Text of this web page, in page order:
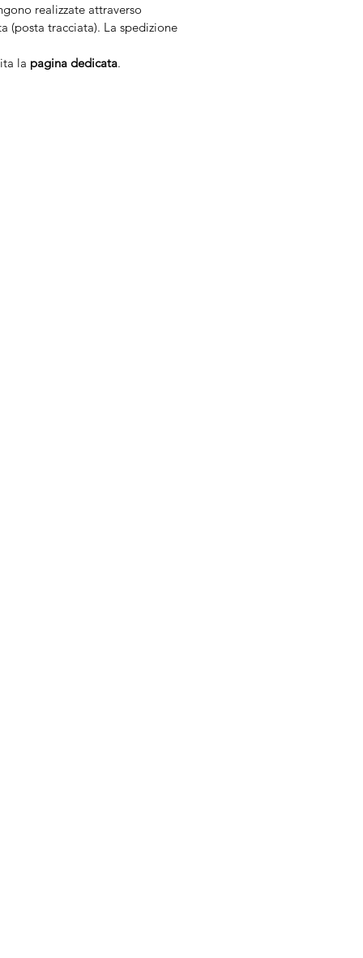
realizzate attraverso
(posta tracciata). La spedizione
la pagina dedicata.